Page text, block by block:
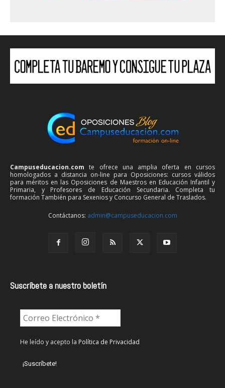
Campuseducacion.com te ofrece una amplia oferta en cursos
homologados a distancia on-line para Oposiciones: cursos válidos
para méritos en las Oposiciones de Maestros en Educación Infantil y
Primaria, y Profesores de Educación Secundaria. Completa tu
formación También para Sexenios y Concurso General de Traslados.
Contáctanos: admin@campuseducacion.com
Suscríbete a nuestro boletín
He leído y acepto la Política de Privacidad